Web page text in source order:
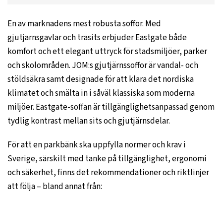
En av marknadens mest robusta soffor. Med
gjutjärnsgavlar och träsits erbjuder Eastgate både
komfort och ett elegant uttryck för stadsmiljöer, parker
och skolområden. JOM:s gjutjärnssoffor är vandal- och
stöldsäkra samt designade för att klara det nordiska
klimatet och smälta in i såväl klassiska som moderna
miljöer. Eastgate-soffan är tillgänglighetsanpassad genom
tydlig kontrast mellan sits och gjutjärnsdelar.
För att en parkbänk ska uppfylla normer och krav i
Sverige, särskilt med tanke på tillgänglighet, ergonomi
och säkerhet, finns det rekommendationer och riktlinjer
att följa – bland annat från: